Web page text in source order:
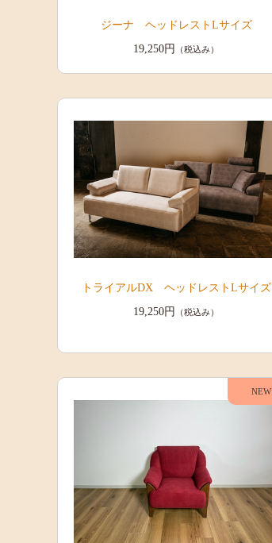
ジーナ ヘッドレストLサイズ
19,250円
（税込み）
トライアルDX ヘッドレストLサイズ
19,250円
（税込み）